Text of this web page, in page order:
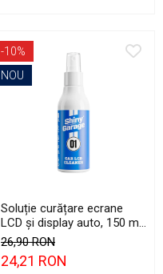
-10%
NOU
Soluție curățare ecrane
LCD și display auto, 150 ml,
fără alcool - Shiny Garage
LCD Cleaner (150ml)
26,90 RON
24,21 RON